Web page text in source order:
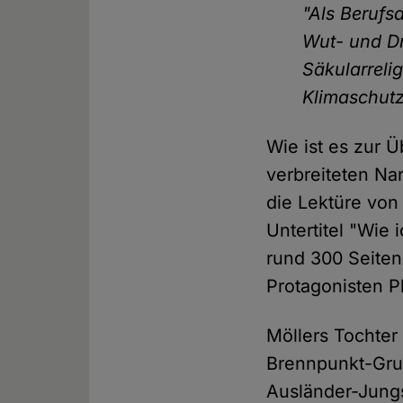
"Als
Wut- und
Wie ist es zur
verbreiteten
die Lektüre
Untertitel "Wie
rund 300
Protagonisten
Möllers
Brennpunkt-
Ausländer-